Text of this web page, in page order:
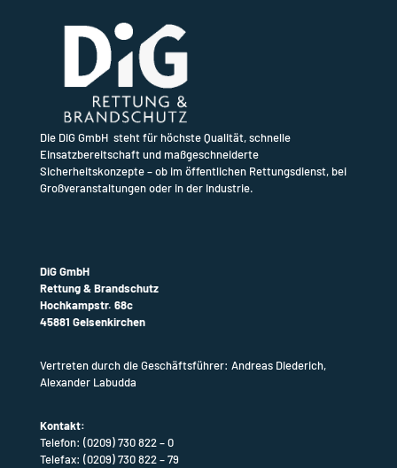
Die DiG GmbH steht für höchste Qualität, schnelle
Einsatzbereitschaft und maßgeschneiderte
Sicherheitskonzepte – ob im öffentlichen Rettungsdienst, bei
Großveranstaltungen oder in der Industrie.
DiG GmbH
Rettung & Brandschutz
Hochkampstr. 68c
45881 Gelsenkirchen
Vertreten durch die Geschäftsführer: Andreas Diederich,
Alexander Labudda
Kontakt:
Telefon: (0209) 730 822 – 0
Telefax: (0209) 730 822 – 79